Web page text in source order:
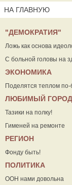
НА ГЛАВНУЮ
"ДЕМОКРАТИЯ"
Ложь как основа
С больной головы на
ЭКОНОМИКА
Поделятся теплом по-
ЛЮБИМЫЙ ГОРОД
Тазики на полку!
Гименей на ремонте
РЕГИОН
Фонду быть!
ПОЛИТИКА
ООН нами довольна